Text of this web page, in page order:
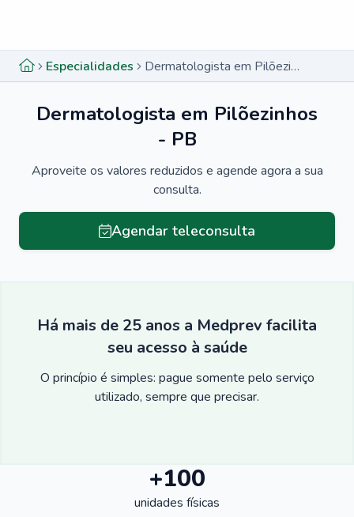
Especialidades Dermatologista em Pilõezinhos - PB
Dermatologista em Pilõezinhos
- PB
Aproveite os valores reduzidos e agende agora a sua
consulta.
Agendar teleconsulta
Há mais de 25 anos a Medprev facilita
seu acesso à saúde
O princípio é simples: pague somente pelo serviço
utilizado, sempre que precisar.
+100
unidades físicas